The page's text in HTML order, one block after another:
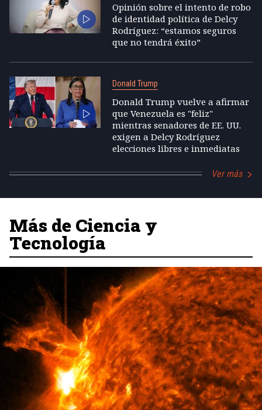
Opinión sobre el intento de robo
de identidad política de Delcy
Rodríguez: “estamos seguros
que no tendrá éxito”
Donald Trump
Donald Trump vuelve a afirmar
que Venezuela es "feliz"
mientras senadores de EE. UU.
exigen a Delcy Rodríguez
elecciones libres e inmediatas
Ver más
Más de Ciencia y
Tecnología